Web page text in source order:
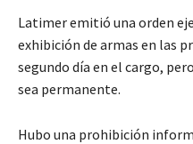
Latimer emitió una orden
exhibición de armas en las
segundo día en el cargo,
sea permanente.
Hubo una prohibición